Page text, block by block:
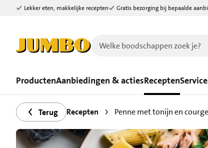
Ga naar zoeken
Ga naar hoofdinhoud
Lekker eten, makkelijke recepten Gratis bezorging bij bepaalde
ProductenAanbiedingen & actiesReceptenService
Terug Recepten Penne met tonijn en